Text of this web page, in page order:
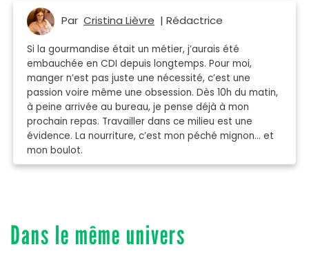
Par Cristina Lièvre | Rédactrice
Si la gourmandise était un métier, j’aurais été
embauchée en CDI depuis longtemps. Pour moi,
manger n’est pas juste une nécessité, c’est une
passion voire même une obsession. Dès 10h du matin,
à peine arrivée au bureau, je pense déjà à mon
prochain repas. Travailler dans ce milieu est une
évidence. La nourriture, c’est mon péché mignon… et
mon boulot.
Dans le même univers